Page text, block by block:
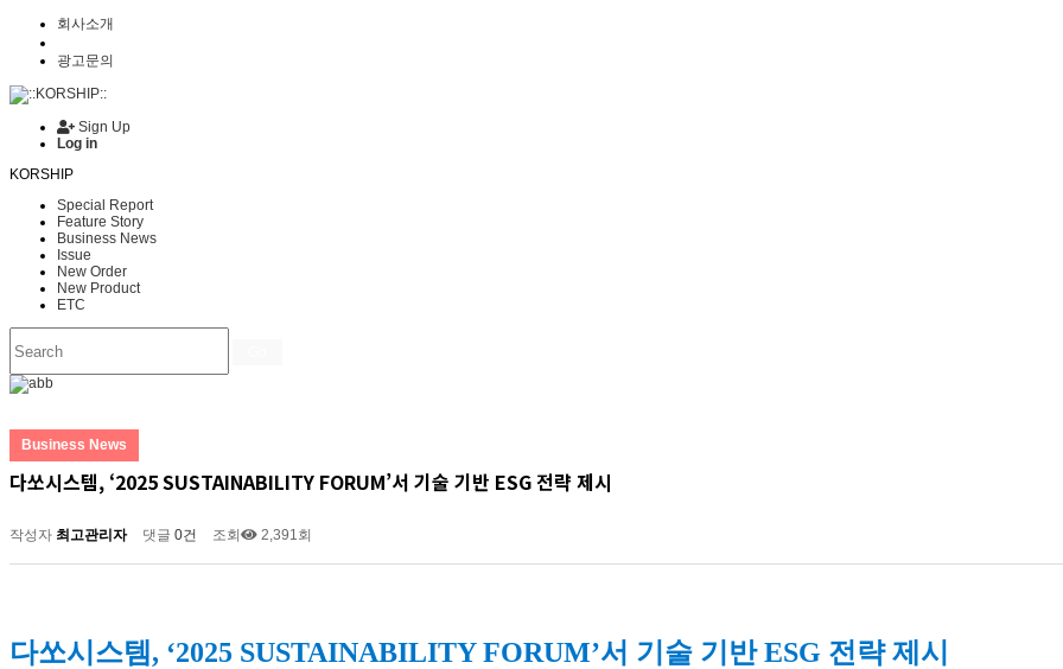
회사소개
광고문의
Sign Up
Log in
KORSHIP
Special Report
Feature Story
Business News
Issue
New Order
New Product
ETC
Business News
다쏘시스템, ‘2025 SUSTAINABILITY FORUM’서 기술 기반 ESG 전략 제시
작성자 최고관리자 댓글 0건 조회 2,391회
다쏘시스템, ‘2025 SUSTAINABILITY FORUM’서 기술 기반 ESG 전략 제시